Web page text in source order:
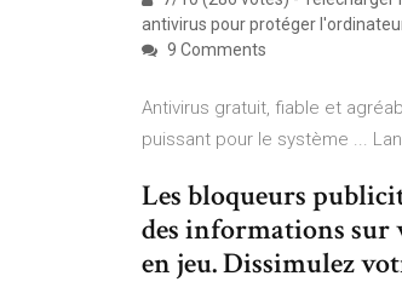
antivirus pour protéger
9 Comments
Antivirus gratuit, fiable et
puissant pour le système ...
Les bloqueurs
des informations sur
en jeu. Dissimulez